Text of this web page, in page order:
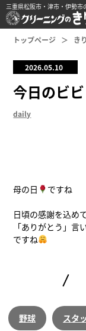
三重県松阪市・津市・伊勢市
トップページ き
2026.05.10
今日のビ
daily
母の日 ですね
日頃の感謝を込め
「ありがとう」言
ですね
野球 スタ